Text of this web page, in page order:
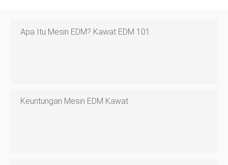
Apa Itu Mesin EDM? Kawat EDM 101
Keuntungan Mesin EDM Kawat